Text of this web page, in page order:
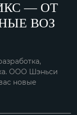
— ОТ
ВОЗ
ООО Шэньси
новые